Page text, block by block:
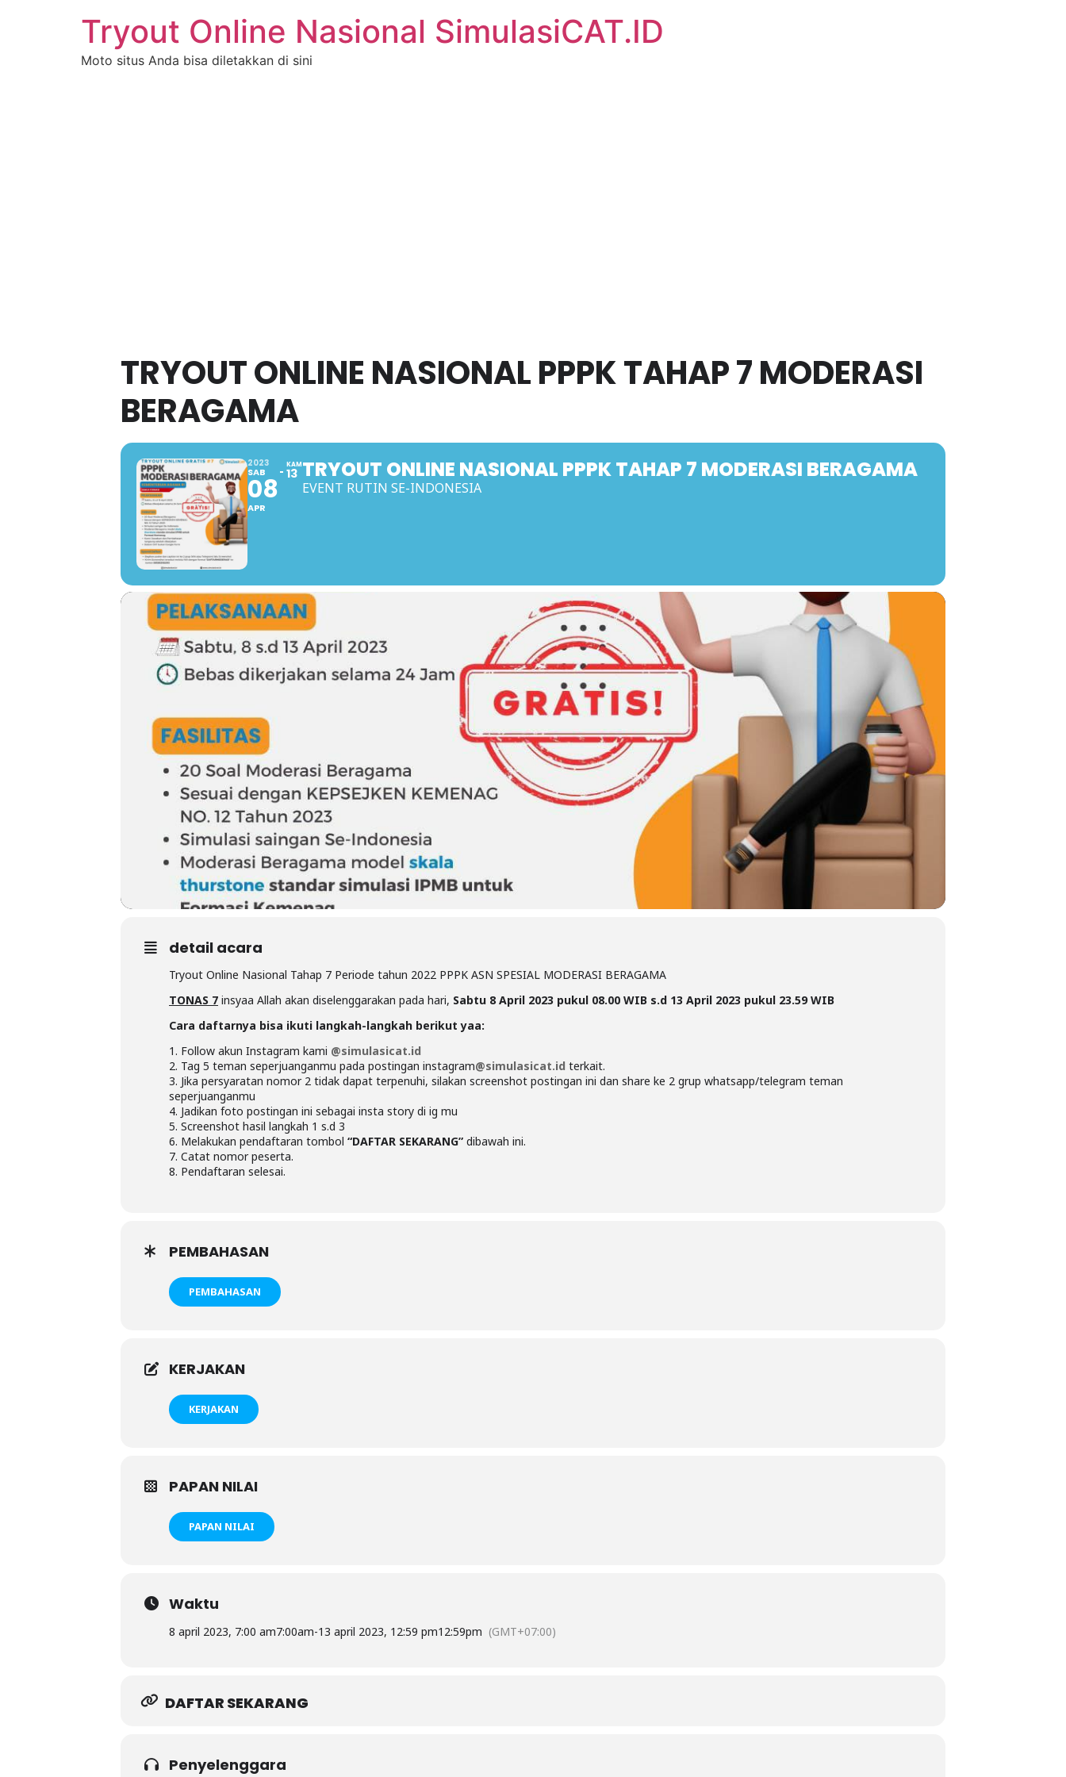
Tryout Online Nasional SimulasiCAT.ID
Moto situs Anda bisa diletakkan di sini
TRYOUT ONLINE NASIONAL PPPK TAHAP 7 MODERASI
BERAGAMA
2023
SAB
08
APR
KAM
13 TRYOUT ONLINE NASIONAL PPPK TAHAP 7 MODERASI BERAGAMA
EVENT RUTIN SE-INDONESIA
detail acara
Tryout Online Nasional Tahap 7 Periode tahun 2022 PPPK ASN SPESIAL MODERASI BERAGAMA
TONAS 7 insyaa Allah akan diselenggarakan pada hari, Sabtu 8 April 2023 pukul 08.00 WIB s.d 13 April 2023 pukul 23.59 WIB
Cara daftarnya bisa ikuti langkah-langkah berikut yaa:
1. Follow akun Instagram kami @simulasicat.id
2. Tag 5 teman seperjuanganmu pada postingan instagram@simulasicat.id terkait.
3. Jika persyaratan nomor 2 tidak dapat terpenuhi, silakan screenshot postingan ini dan share ke 2 grup whatsapp/telegram teman
seperjuanganmu
4. Jadikan foto postingan ini sebagai insta story di ig mu
5. Screenshot hasil langkah 1 s.d 3
6. Melakukan pendaftaran tombol “DAFTAR SEKARANG” dibawah ini.
7. Catat nomor peserta.
8. Pendaftaran selesai.
PEMBAHASAN
PEMBAHASAN
KERJAKAN
KERJAKAN
PAPAN NILAI
PAPAN NILAI
Waktu
8 april 2023, 7:00 am7:00am-13 april 2023, 12:59 pm12:59pm (GMT+07:00)
DAFTAR SEKARANG
Penyelenggara